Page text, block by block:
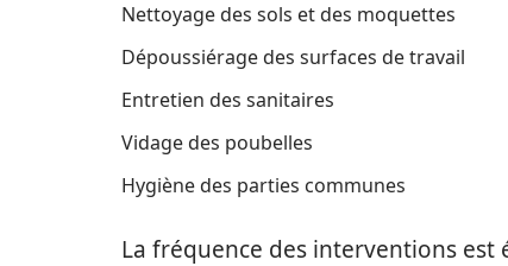
Nettoyage des sols et des moquettes
Dépoussiérage des surfaces de travail
Entretien des sanitaires
Vidage des poubelles
Hygiène des parties communes
La fréquence des interventions est